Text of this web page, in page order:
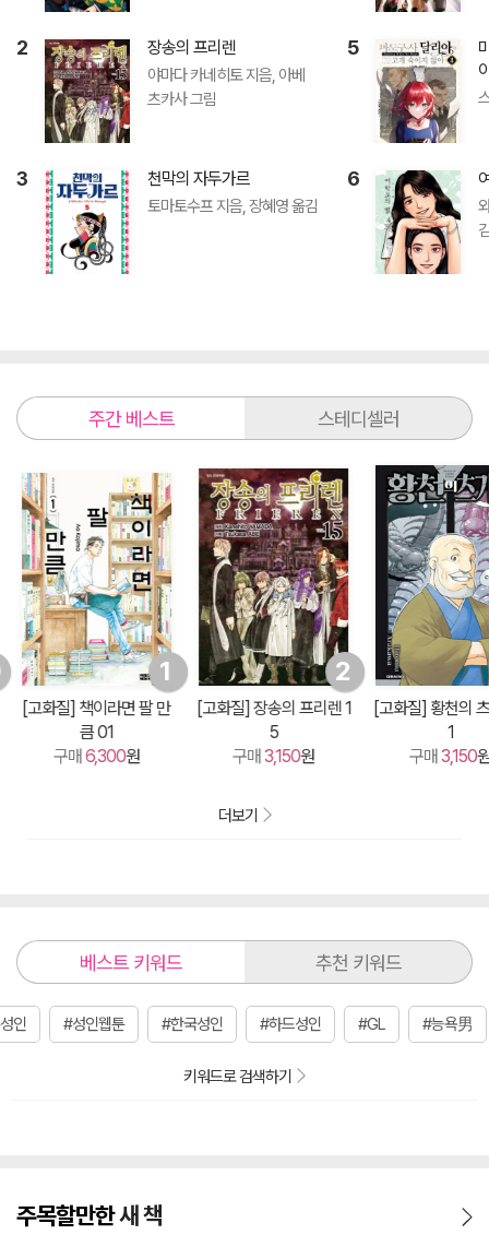
2 장송의 프리렌
야마다 카네히토 지음, 아베
츠카사 그림
3 천막의 자두가르
토마토수프 지음, 장혜영 옮김
5
6
주간 베스트 스테디셀러
1
[고화질] 책이라면 팔 만
큼 01
구매6,300원
2
[고화질] 장송의 프리렌 1
5
구매3,150원
[고화질] 황천의
1
구매3,150
더보기
베스트 키워드 추천 키워드
인 #성인웹툰 #한국성인 #하드성인 #GL #능욕男
키워드로 검색하기
주목할만한새 책